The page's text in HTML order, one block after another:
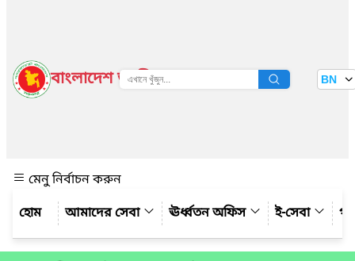
বাংলাদেশ জাতীয় তথ্য বাতায়ন BN
মেনু নির্বাচন করুন
আমাদের সেবা
ঊর্ধ্বতন অফিস ই-সেবা